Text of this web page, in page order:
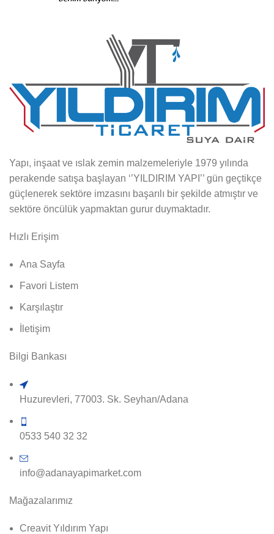
Yapı, inşaat ve ıslak zemin malzemeleriyle 1979 yılında
perakende satışa başlayan ‘’YILDIRIM YAPI’’ gün geçtikçe
güçlenerek sektöre imzasını başarılı bir şekilde atmıştır ve
sektöre öncülük yapmaktan gurur duymaktadır.
Hızlı Erişim
Ana Sayfa
Favori Listem
Karşılaştır
İletişim
Bilgi Bankası
Huzurevleri, 77003. Sk. Seyhan/Adana
0533 540 32 32
info@adanayapimarket.com
Mağazalarımız
Creavit Yıldırım Yapı